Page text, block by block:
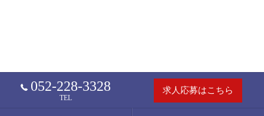
052-228-3328
TEL
求人応募はこちら